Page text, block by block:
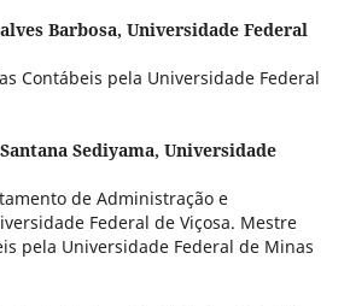
Barbosa, Universidade Federal
Contábeis pela Universidade Federal
Sediyama, Universidade
de Administração e
Federal de Viçosa. Mestre
pela Universidade Federal de Minas